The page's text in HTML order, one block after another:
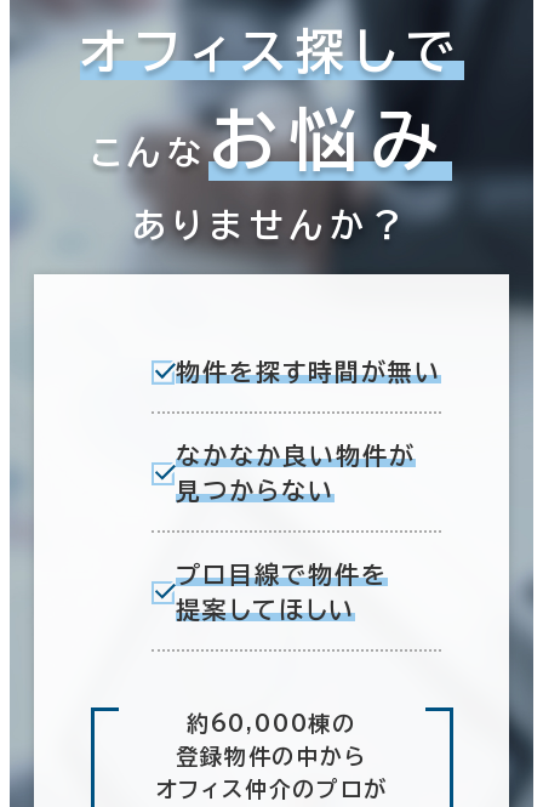
オフィス探しで
こんなお悩み
ありませんか？
物件を探す時間が無い
なかなか良い物件が
見つからない
プロ目線で物件を
提案してほしい
約60,000棟の
登録物件の中から
オフィス仲介のプロが